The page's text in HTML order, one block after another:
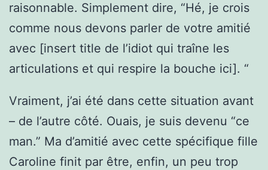
raisonnable. Simplement dire, “Hé, je crois
comme nous devons parler de votre amitié
avec [insert title de l’idiot qui traîne les
articulations et qui respire la bouche ici]. “
Vraiment, j’ai été dans cette situation avant
– de l’autre côté. Ouais, je suis devenu “ce
man.” Ma d’amitié avec cette spécifique fille
Caroline finit par être, enfin, un peu trop